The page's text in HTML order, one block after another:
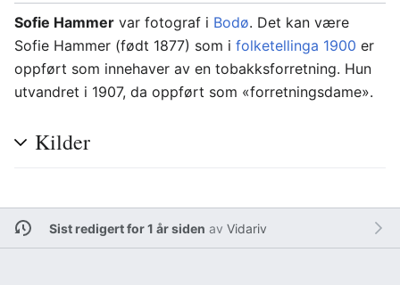
Sofie Hammer var fotograf i Bodø. Det kan være
Sofie Hammer (født 1877) som i folketellinga 1900 er
oppført som innehaver av en tobakksforretning. Hun
utvandret i 1907, da oppført som «forretningsdame».
Kilder
Sist redigert for 1 år siden av Vidariv